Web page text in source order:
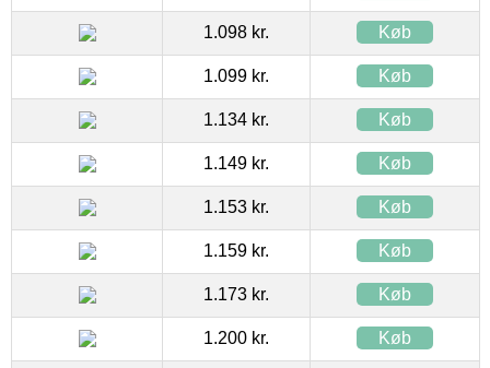
1.098 kr. Køb
1.099 kr. Køb
1.134 kr. Køb
1.149 kr. Køb
1.153 kr. Køb
1.159 kr. Køb
1.173 kr. Køb
1.200 kr. Køb